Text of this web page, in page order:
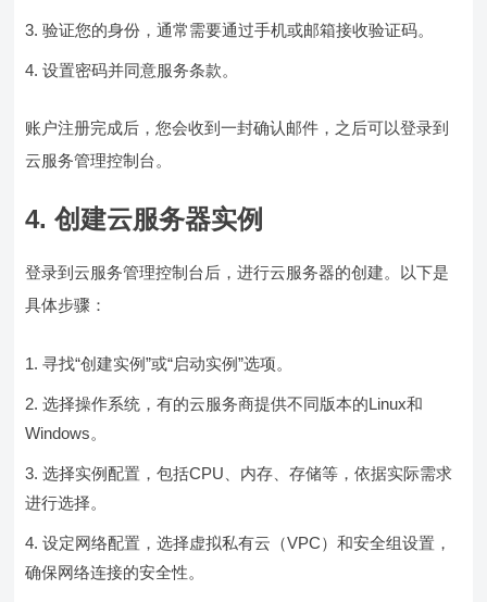
验证您的身份，通常需要通过手机或邮箱接收验证码。
设置密码并同意服务条款。
账户注册完成后，您会收到一封确认邮件，之后可以登录到
云服务管理控制台。
4. 创建云服务器实例
登录到云服务管理控制台后，进行云服务器的创建。以下是
具体步骤：
寻找“创建实例”或“启动实例”选项。
选择操作系统，有的云服务商提供不同版本的Linux和
Windows。
选择实例配置，包括CPU、内存、存储等，依据实际需求
进行选择。
设定网络配置，选择虚拟私有云（VPC）和安全组设置，
确保网络连接的安全性。